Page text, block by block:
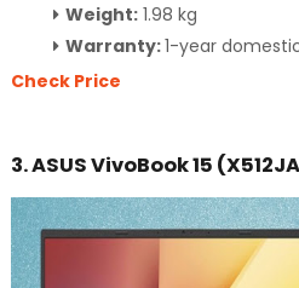
Weight:1.98 kg
Warranty:1-year
Check Price
3. ASUS VivoBook 15